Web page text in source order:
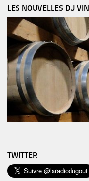
LES NOUVELLES DU VIN
TWITTER